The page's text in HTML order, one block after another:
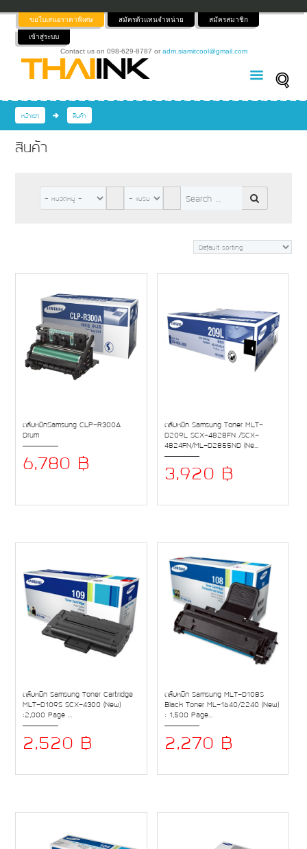
ขอใบเสนอราคาพิเศษ สมัครตัวแทนจำหน่าย สมัครสมาชิก
เข้าสู่ระบบ
Contact us on 098-629-8787 or adm.siamitcool@gmail.com
หน้าแรก สินค้า
สินค้า
ตลับหมึกSamsung CLP-R300A
Drum
6,780 ฿
ตลับหมึก Samsung Toner MLT-
D209L SCX-4828FN /SCX-
4824FN/ML-D2855ND (Ne...
3,920 ฿
ตลับหมึก Samsung Toner Cartridge
MLT-D109S SCX-4300 (New)
:2,000 Page ...
2,520 ฿
ตลับหมึก Samsung MLT-D108S
Black Toner ML-1640/2240 (New)
: 1,500 Page...
2,270 ฿